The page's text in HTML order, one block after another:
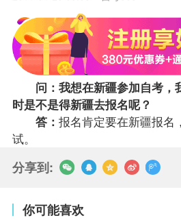
问：我想在新疆参加自考，
时是不是得新疆去报名呢？
答： 报名肯定要在新疆报名
试。
分享到:
你可能喜欢